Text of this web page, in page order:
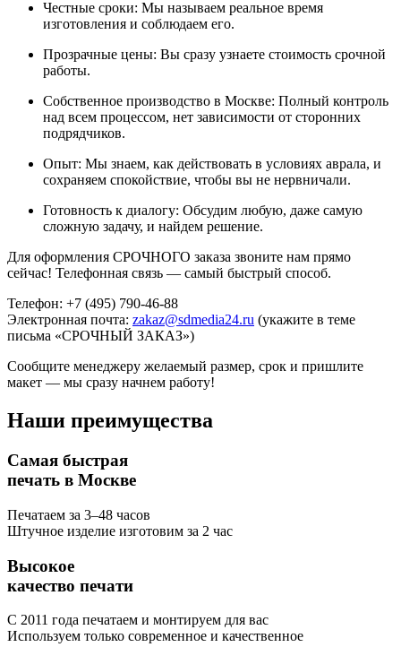
Честные сроки: Мы называем реальное время
изготовления и соблюдаем его.
Прозрачные цены: Вы сразу узнаете стоимость срочной
работы.
Собственное производство в Москве: Полный контроль
над всем процессом, нет зависимости от сторонних
подрядчиков.
Опыт: Мы знаем, как действовать в условиях аврала, и
сохраняем спокойствие, чтобы вы не нервничали.
Готовность к диалогу: Обсудим любую, даже самую
сложную задачу, и найдем решение.
Для оформления СРОЧНОГО заказа звоните нам прямо
сейчас! Телефонная связь — самый быстрый способ.
Телефон: +7 (495) 790-46-88
Электронная почта: zakaz@sdmedia24.ru (укажите в теме
письма «СРОЧНЫЙ ЗАКАЗ»)
Сообщите менеджеру желаемый размер, срок и пришлите
макет — мы сразу начнем работу!
Наши преимущества
Самая быстрая
печать в Москве
Печатаем за 3–48 часов
Штучное изделие изготовим за 2 час
Высокое
качество печати
С 2011 года печатаем и монтируем для вас
Используем только современное и качественное